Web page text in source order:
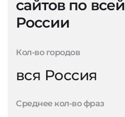
сайтов по всей
России
Кол-во городов
вся Россия
Среднее кол-во фраз